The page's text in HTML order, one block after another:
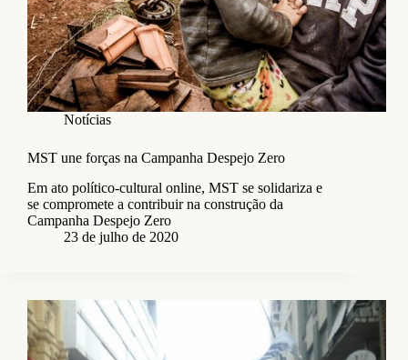
Notícias
MST une forças na Campanha Despejo Zero
Em ato político-cultural online, MST se solidariza e
se compromete a contribuir na construção da
Campanha Despejo Zero
23 de julho de 2020